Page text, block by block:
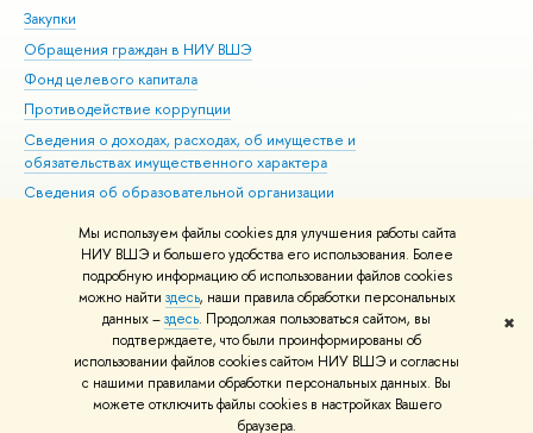
Мы используем файлы cookies для улучшения работы сайта
НИУ ВШЭ и большего удобства его использования. Более
подробную информацию об использовании файлов cookies
можно найти здесь, наши правила обработки персональных
данных –здесь. Продолжая пользоваться сайтом, вы
подтверждаете, что были проинформированы об
использовании файлов cookies сайтом НИУ ВШЭ и согласны
с нашими правилами обработки персональных данных. Вы
можете отключить файлы cookies в настройках Вашего
браузера.
✖
Закупки
Обращения граждан в НИУ ВШЭ
Фонд целевого капитала
Противодействие коррупции
Сведения о доходах, расходах, об имуществе и
обязательствах имущественного характера
Сведения об образовательной организации
Людям с ограниченными возможностями здоровья
Единая платежная страница
Работа в Вышке
© НИУ ВШЭ 1993–2026 Адреса и контакты Условия использования
материалов Политика конфиденциальности Карта сайта
Шрифты HSE Sans и HSE Slab разработаны вШколе дизайна НИУ ВШЭ